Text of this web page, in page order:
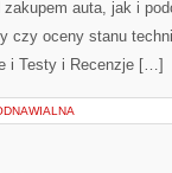
auta, jak i
czy oceny stanu
i Testy i Recenzje […]